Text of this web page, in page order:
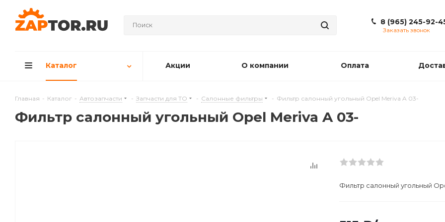
8 (965) 245-92-
Заказать звонок
Каталог Акции О компании Оплата
Главная - Каталог - Автозапчасти - Запчасти для ТО - Салонные фильтры - Фильтр салонный угольный Opel Meriva A 03-
Фильтр салонный угольный Opel Meriva A 03-
Фильтр салонный угольный